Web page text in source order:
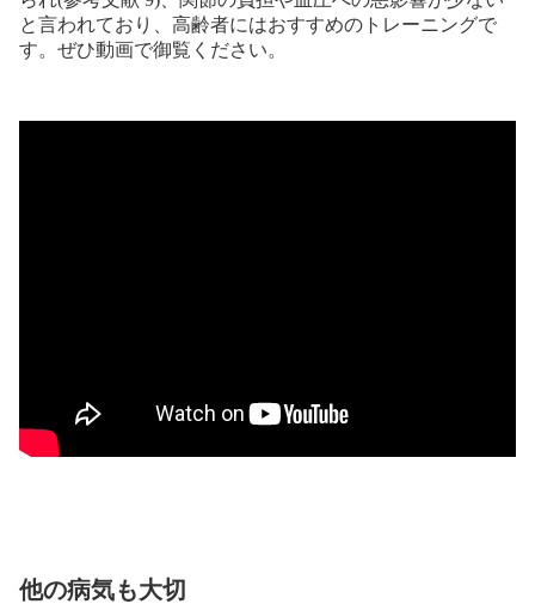
と言われており、高齢者にはおすすめのトレーニングで
す。ぜひ動画で御覧ください。
他の病気も大切